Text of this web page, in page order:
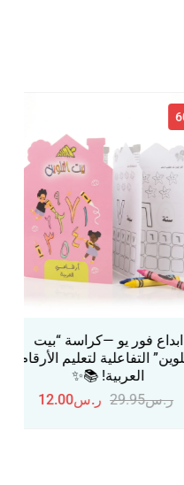
ابداع فور يو —كراسة
التلوين” التفاعلية لتعليم
الإنجليزية 📚✨
ر.س 29.95 ر.س